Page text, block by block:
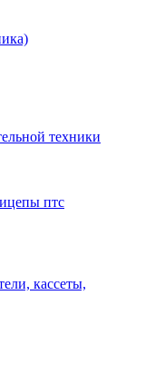
техники
птс
кассеты,